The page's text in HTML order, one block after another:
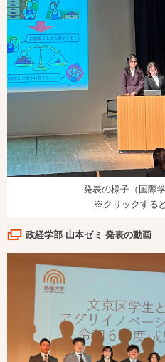
発表の様子（国際
※クリックする
政経学部 山本ゼミ 発表の動画